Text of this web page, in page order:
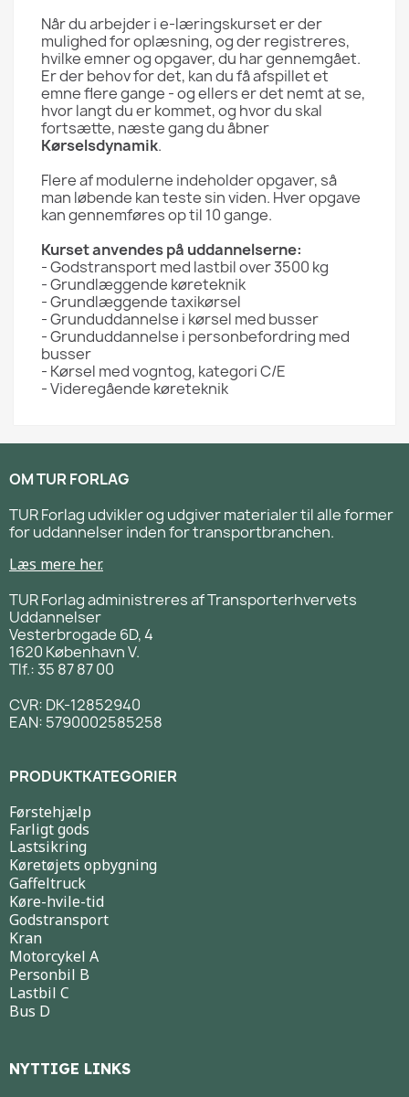
Når du arbejder i e-læringskurset er der
mulighed for oplæsning, og der registreres,
hvilke emner og opgaver, du har gennemgået.
Er der behov for det, kan du få afspillet et
emne flere gange - og ellers er det nemt at se,
hvor langt du er kommet, og hvor du skal
fortsætte, næste gang du åbner
Kørselsdynamik.
Flere af modulerne indeholder opgaver, så
man løbende kan teste sin viden. Hver opgave
kan gennemføres op til 10 gange.
Kurset anvendes på uddannelserne:
- Godstransport med lastbil over 3500 kg
- Grundlæggende køreteknik
- Grundlæggende taxikørsel
- Grunduddannelse i kørsel med busser
- Grunduddannelse i personbefordring med
busser
- Kørsel med vogntog, kategori C/E
- Videregående køreteknik
OM TUR FORLAG
TUR Forlag udvikler og udgiver materialer til alle former
for uddannelser inden for transportbranchen.
Læs mere her.
TUR Forlag administreres af Transporterhvervets
Uddannelser
Vesterbrogade 6D, 4
1620 København V.
Tlf.: 35 87 87 00
CVR: DK-12852940
EAN: 5790002585258
PRODUKTKATEGORIER
Førstehjælp
Farligt gods
Lastsikring
Køretøjets opbygning
Gaffeltruck
Køre-hvile-tid
Godstransport
Kran
Motorcykel A
Personbil B
Lastbil C
Bus D
NYTTIGE LINKS